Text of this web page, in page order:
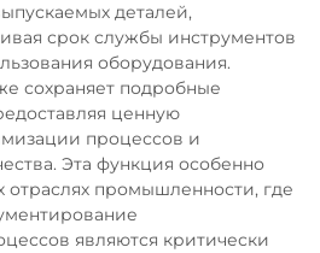
деталей,
срок службы инструментов
оборудования.
сохраняет подробные
ценную
процессов и
Эта функция особенно
промышленности, где
являются критически